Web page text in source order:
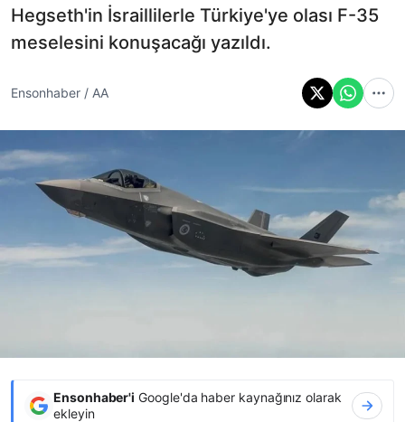
Hegseth'in İsraillilerle Türkiye'ye olası F-35
meselesini konuşacağı yazıldı.
Ensonhaber / AA
Ensonhaber'i Google'da haber kaynağınız olarak
ekleyin